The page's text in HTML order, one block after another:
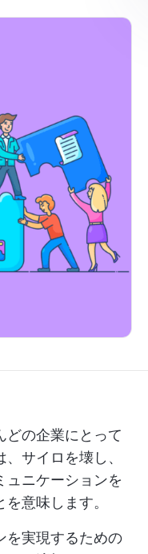
どの企業にとって
サイロを壊し、
ュニケーションを
意味します。
を実現するための